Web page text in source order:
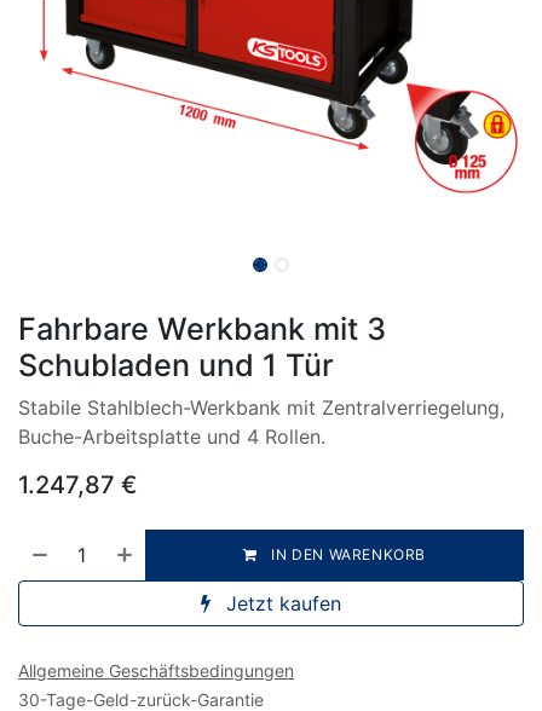
Fahrbare Werkbank mit 3
Schubladen und 1 Tür
Stabile Stahlblech-Werkbank mit Zentralverriegelung,
Buche-Arbeitsplatte und 4 Rollen.
1.247,87 €
IN DEN WARENKORB
Jetzt kaufen
Allgemeine Geschäftsbedingungen
30-Tage-Geld-zurück-Garantie